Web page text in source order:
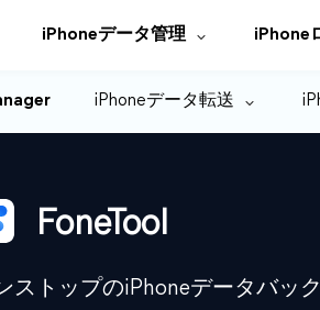
iPhoneデータ管理 iPhone
iPhoneデータ転送
FoneTool
ストップのiPhoneデータバッ